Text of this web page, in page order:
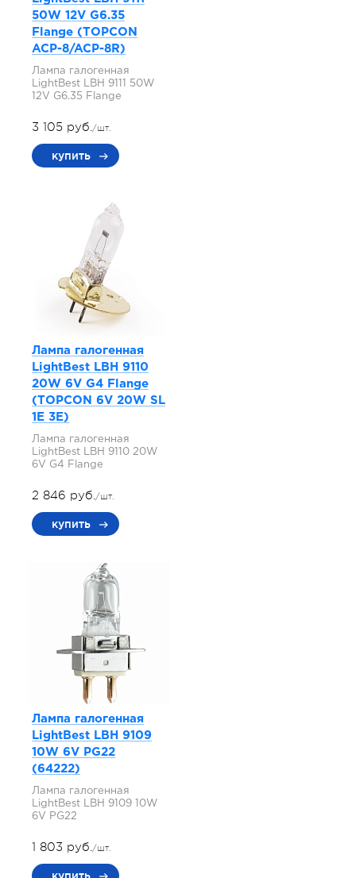
50W 12V G6.35
Flange (TOPCON
ACP-8/ACP-8R)
Лампа галогенная
LightBest LBH 9111 50W
12V G6.35 Flange
3 105 руб./шт.
купить
Лампа галогенная
LightBest LBH 9110
20W 6V G4 Flange
(TOPCON 6V 20W SL
1E 3E)
Лампа галогенная
LightBest LBH 9110 20W
6V G4 Flange
2 846 руб./шт.
купить
Лампа галогенная
LightBest LBH 9109
10W 6V PG22
(64222)
Лампа галогенная
LightBest LBH 9109 10W
6V PG22
1 803 руб./шт.